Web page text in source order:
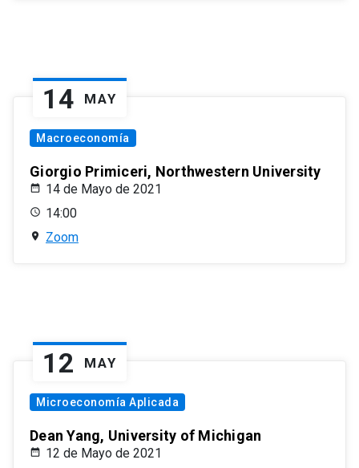
14 MAY
Macroeconomía
Giorgio Primiceri, Northwestern University
14 de Mayo de 2021
14:00
Zoom
12 MAY
Microeconomía Aplicada
Dean Yang, University of Michigan
12 de Mayo de 2021